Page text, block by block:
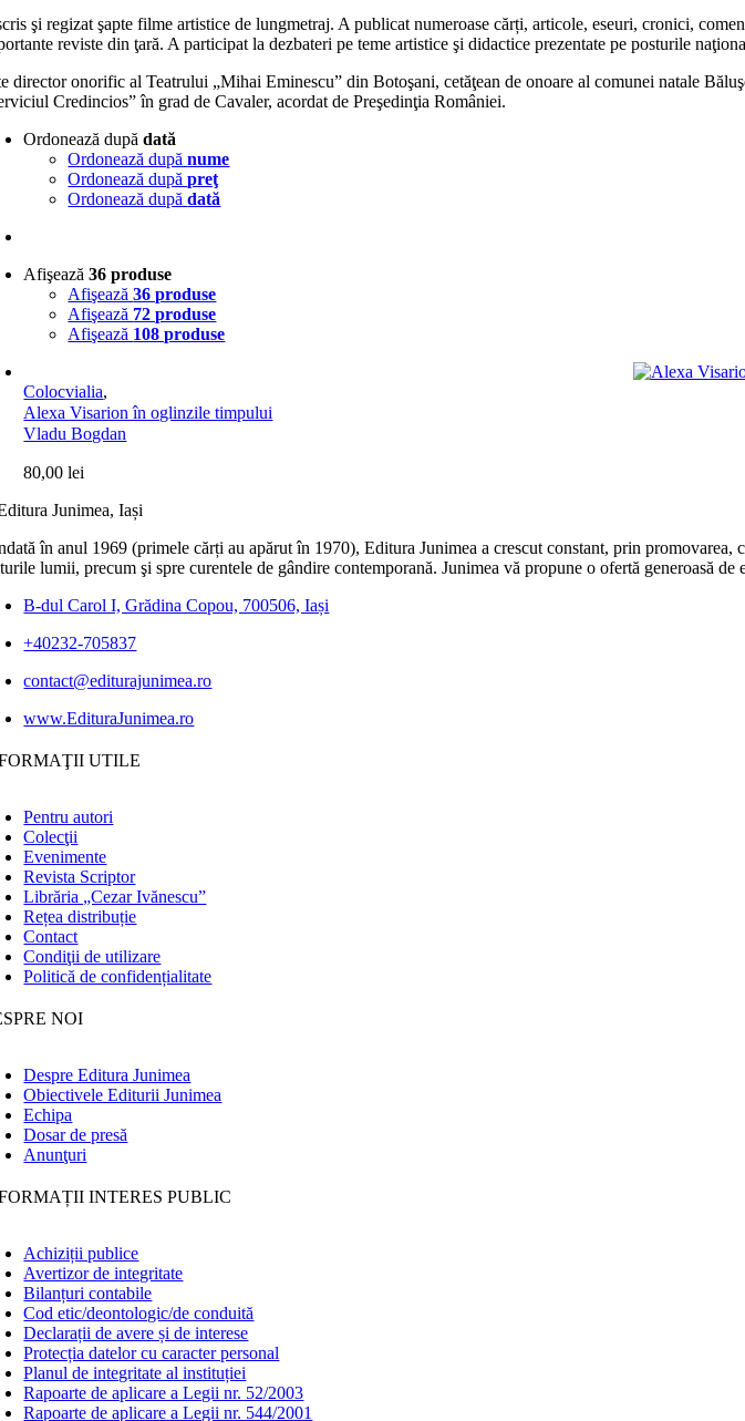
şi regizat şapte filme artistice de lungmetraj. A publicat numeroase cărți, articole, eseuri, cronici,
reviste din ţară. A participat la dezbateri pe teme artistice şi didactice prezentate pe posturile
director onorific al Teatrului „Mihai Eminescu” din Botoşani, cetăţean de onoare al comunei natale
Credincios” în grad de Cavaler, acordat de Preşedinţia României.
Ordonează dupădată
Ordonează dupănume
Ordonează dupăpreţ
Ordonează dupădată
Afişează36 produse
Afişează36 produse
Afişează 72 produse
Afişează 108 produse
Colocvialia,
Alexa Visarion în oglinzile timpului
Vladu Bogdan
80,00lei
în anul 1969 (primele cărți au apărut în 1970), Editura Junimea a crescut constant, prin
lumii, precum şi spre curentele de gândire contemporană. Junimea vă propune o ofertă generoasă
B-dul Carol I, Grădina Copou, 700506, Iași
+40232-705837
contact@editurajunimea.ro
www.EdituraJunimea.ro
UTILE
Pentru autori
Colecţii
Evenimente
Revista Scriptor
Librăria „Cezar Ivănescu”
Rețea distribuție
Contact
Condiţii de utilizare
Politică de confidențialitate
NOI
Despre Editura Junimea
Obiectivele Editurii Junimea
Echipa
Dosar de presă
Anunţuri
INTERES PUBLIC
Achiziții publice
Avertizor de integritate
Bilanțuri contabile
Cod etic/deontologic/de conduită
Declarații de avere și de interese
Protecția datelor cu caracter personal
Planul de integritate al instituției
Rapoarte de aplicare a Legii nr. 52/2003
Rapoarte de aplicare a Legii nr. 544/2001